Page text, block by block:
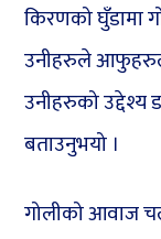
किरणको घुँडामा
उनीहरुले
उनीहरुको उद्देश्य
बताउनुभयो ।
गोलीको आवाज